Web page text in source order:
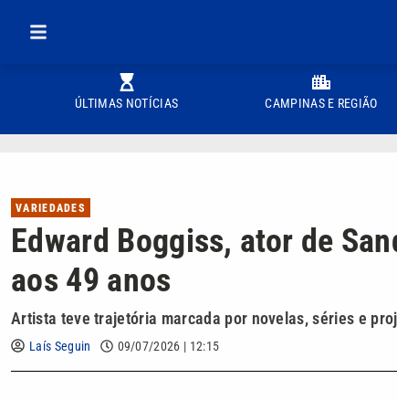
ÚLTIMAS NOTÍCIAS CAMPINAS E REGIÃO
VARIEDADES
Edward Boggiss, ator de
aos 49 anos
Artista teve trajetória marcada por novelas, séries e
Laís Seguin 09/07/2026 | 12:15